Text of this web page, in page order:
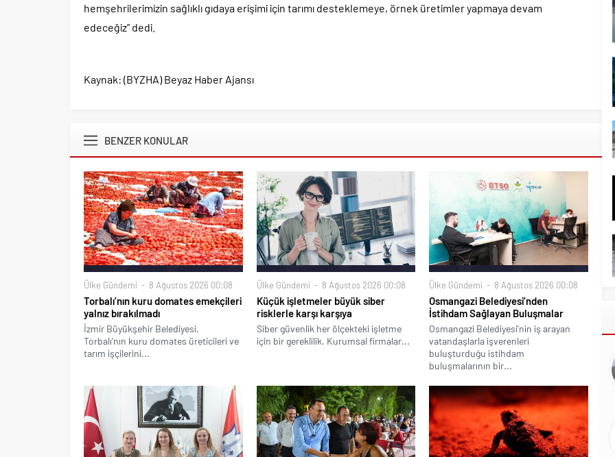
hemşehrilerimizin sağlıklı gıdaya erişimi için tarımı desteklemeye, örnek üretimler yapmaya devam
edeceğiz” dedi.
Kaynak: (BYZHA) Beyaz Haber Ajansı
BENZER KONULAR
Ülke Gündemi 8 Ağustos 2026 00:08
Torbalı’nın kuru domates emekçileri
yalnız bırakılmadı
İzmir Büyükşehir Belediyesi,
Torbalı’nın kuru domates üreticileri ve
tarım işçilerini...
Ülke Gündemi 8 Ağustos 2026 00:08
Küçük işletmeler büyük siber
risklerle karşı karşıya
Siber güvenlik her ölçekteki işletme
için bir gereklilik. Kurumsal firmalar...
Ülke Gündemi 8 Ağustos 2026 00:08
Osmangazi Belediyesi’nden
İstihdam Sağlayan Buluşmalar
Osmangazi Belediyesi’nin iş arayan
vatandaşlarla işverenleri
buluşturduğu istihdam
buluşmalarının bir...